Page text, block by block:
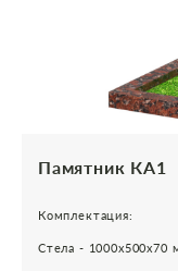
Памятник КА1
Комплектация:
Стела - 1000х500х70